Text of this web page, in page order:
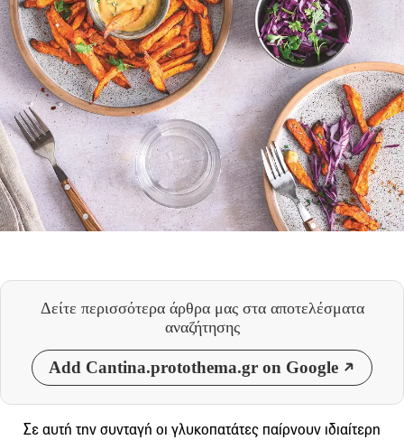
Δείτε περισσότερα άρθρα μας στα αποτελέσματα
αναζήτησης
Add Cantina.protothema.gr on Google
Σε αυτή την συνταγή οι γλυκοπατάτες παίρνουν ιδιαίτερη